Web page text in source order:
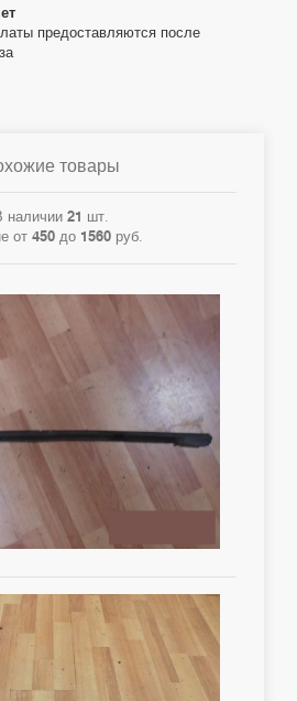
предоставляются после
товары
наличии 21 шт.
от 450 до 1560 руб.